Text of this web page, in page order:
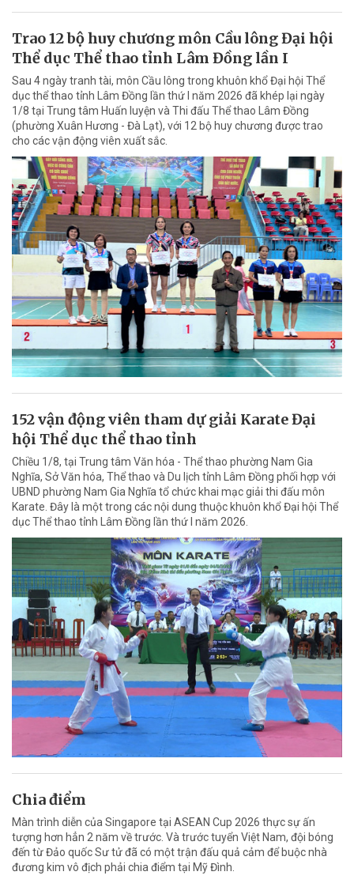
Trao 12 bộ huy chương môn Cầu lông Đại hội
Thể dục Thể thao tỉnh Lâm Đồng lần I
Sau 4 ngày tranh tài, môn Cầu lông trong khuôn khổ Đại hội Thể
dục thể thao tỉnh Lâm Đồng lần thứ I năm 2026 đã khép lại ngày
1/8 tại Trung tâm Huấn luyện và Thi đấu Thể thao Lâm Đồng
(phường Xuân Hương - Đà Lạt), với 12 bộ huy chương được trao
cho các vận động viên xuất sắc.
152 vận động viên tham dự giải Karate Đại
hội Thể dục thể thao tỉnh
Chiều 1/8, tại Trung tâm Văn hóa - Thể thao phường Nam Gia
Nghĩa, Sở Văn hóa, Thể thao và Du lịch tỉnh Lâm Đồng phối hợp với
UBND phường Nam Gia Nghĩa tổ chức khai mạc giải thi đấu môn
Karate. Đây là một trong các nội dung thuộc khuôn khổ Đại hội Thể
dục Thể thao tỉnh Lâm Đồng lần thứ I năm 2026.
Chia điểm
Màn trình diễn của Singapore tại ASEAN Cup 2026 thực sự ấn
tượng hơn hẳn 2 năm về trước. Và trước tuyển Việt Nam, đội bóng
đến từ Đảo quốc Sư tử đã có một trận đấu quả cảm để buộc nhà
đương kim vô địch phải chia điểm tại Mỹ Đình.